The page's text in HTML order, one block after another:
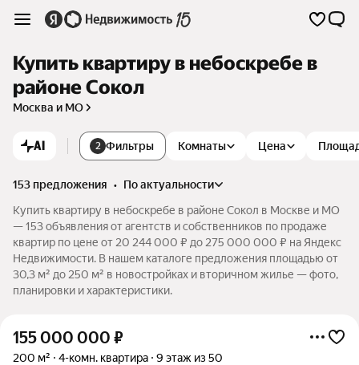
Купить квартиру в небоскребе в
районе Сокол
Москва и МО
AI 2 Фильтры Комнаты Цена
153 предложения •
по актуальности
Купить квартиру в небоскребе в районе Сокол в Москве и МО
— 153 объявления от агентств и собственников по продаже
квартир по цене от 20 244 000 ₽ до 275 000 000 ₽ на Яндекс
Недвижимости. В нашем каталоге предложения площадью от
30,3 м² до 250 м² в новостройках и вторичном жилье — фото,
планировки и характеристики.
155 000 000 ₽
200 м² 4-комн. квартира 9 этаж из 50